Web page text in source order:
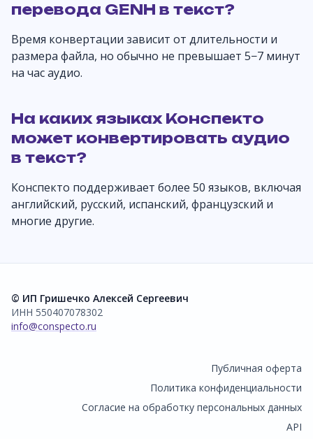
перевода GENH в текст?
Время конвертации зависит от длительности и
размера файла, но обычно не превышает 5−7 минут
на час аудио.
На каких языках Конспекто
может конвертировать аудио
в текст?
Конспекто поддерживает более 50 языков, включая
английский, русский, испанский, французский и
многие другие.
© ИП Гришечко Алексей Сергеевич
ИНН 550407078302
info@conspecto.ru
Публичная оферта
Политика конфиденциальности
Согласие на обработку персональных данных
API